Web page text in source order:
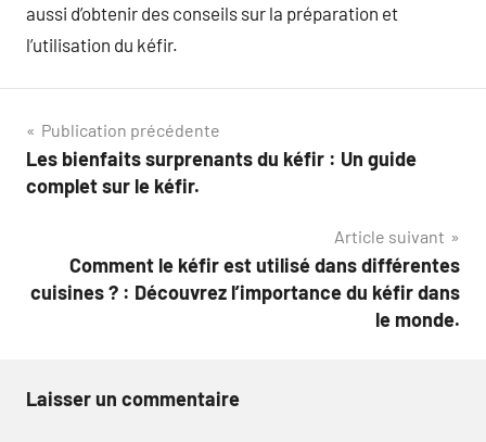
aussi d’obtenir des conseils sur la préparation et
l’utilisation du kéfir.
Navigation
de
Publication précédente
Les bienfaits surprenants du kéfir : Un guide
complet sur le kéfir.
Article suivant
Comment le kéfir est utilisé dans différentes
cuisines ? : Découvrez l’importance du kéfir dans
le monde.
Laisser un commentaire